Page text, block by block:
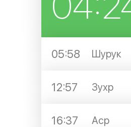
05:58 Шурук
12:57 Зухр
16:37 Аср